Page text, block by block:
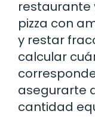
restaurante
pizza con
y restar
calcular
asegurarte
cantidad